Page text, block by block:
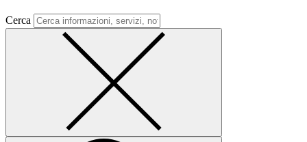
Cerca